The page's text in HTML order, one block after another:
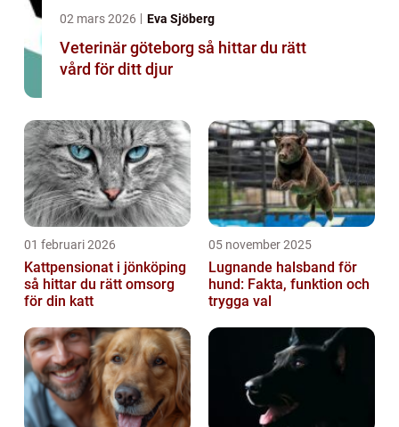
02 mars 2026 Eva Sjöberg
Veterinär göteborg så hittar du rätt
vård för ditt djur
01 februari 2026
Kattpensionat i jönköping
så hittar du rätt omsorg
för din katt
05 november 2025
Lugnande halsband för
hund: Fakta, funktion och
trygga val